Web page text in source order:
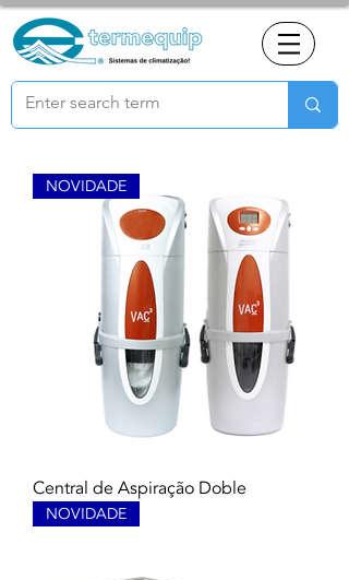
NOVIDADE
Central de Aspiração Doble
NOVIDADE